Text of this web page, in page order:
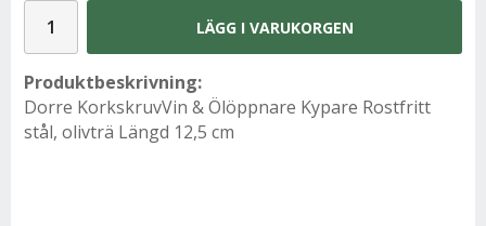
LÄGG I VARUKORGEN
Produktbeskrivning:
Dorre KorkskruvVin & Ölöppnare Kypare Rostfritt
stål, olivträ Längd 12,5 cm